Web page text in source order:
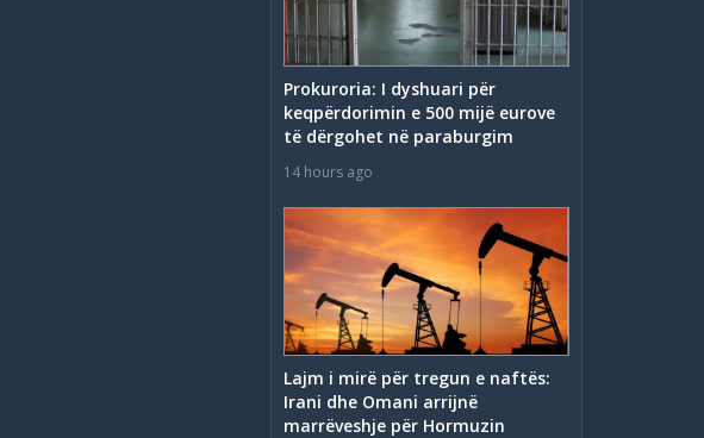
Prokuroria: I dyshuari për
keqpërdorimin e 500 mijë eurove
të dërgohet në paraburgim
14 hours ago
Lajm i mirë për tregun e naftës:
Irani dhe Omani arrijnë
marrëveshje për Hormuzin